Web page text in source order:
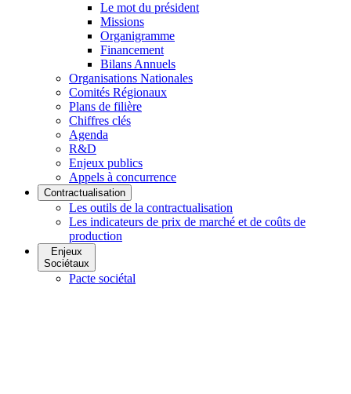
Le mot du président
Missions
Organigramme
Financement
Bilans Annuels
Organisations Nationales
Comités Régionaux
Plans de filière
Chiffres clés
Agenda
R&D
Enjeux publics
Appels à concurrence
Contractualisation
Les outils de la contractualisation
Les indicateurs de prix de marché et de coûts de
production
Enjeux
Sociétaux
Pacte sociétal